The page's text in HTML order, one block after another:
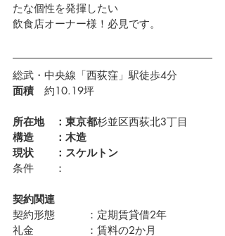
たな個性を発揮したい
飲食店オーナー様！必見です。
総武・中央線「西荻窪」駅徒歩4分
面積 約10.19坪
所在地　：東京都杉並区西荻北3丁目
構造　　：木造
現状　　：スケルトン
条件　　：
契約関連
契約形態　　　：定期賃貸借2年
礼金　　　　　：賃料の2か月